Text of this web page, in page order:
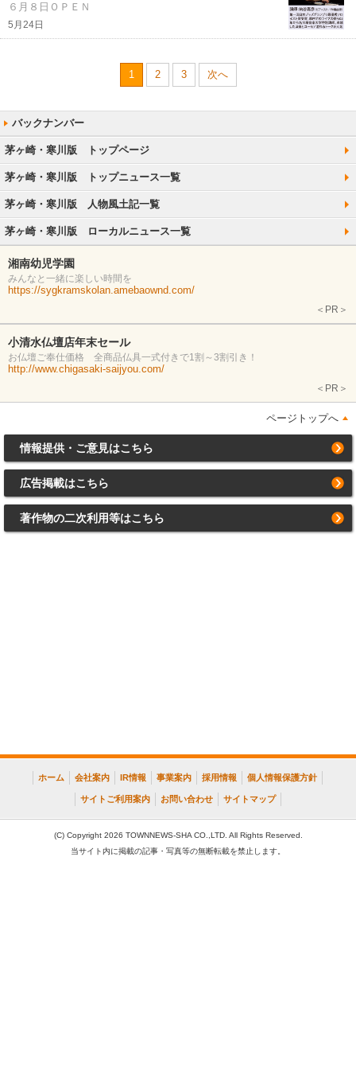
６月８日ＯＰＥＮ
5月24日
1 2 3 次へ
茅ヶ崎・寒川版 トップページ
茅ヶ崎・寒川版 トップニュース一覧
茅ヶ崎・寒川版 人物風土記一覧
茅ヶ崎・寒川版 ローカルニュース一覧
湘南幼児学園
みんなと一緒に楽しい時間を
https://sygkramskolan.amebaownd.com/
＜PR＞
小清水仏壇店年末セール
お仏壇ご奉仕価格 全商品仏具一式付きで1割～3割引き！
http://www.chigasaki-saijyou.com/
＜PR＞
ページトップへ
情報提供・ご意見はこちら
広告掲載はこちら
著作物の二次利用等はこちら
ホーム 会社案内 IR情報 事業案内 採用情報 個人情報保護方針
サイトご利用案内 お問い合わせ サイトマップ
(C) Copyright 2026 TOWNNEWS-SHA CO.,LTD. All Rights Reserved.
当サイト内に掲載の記事・写真等の無断転載を禁止します。